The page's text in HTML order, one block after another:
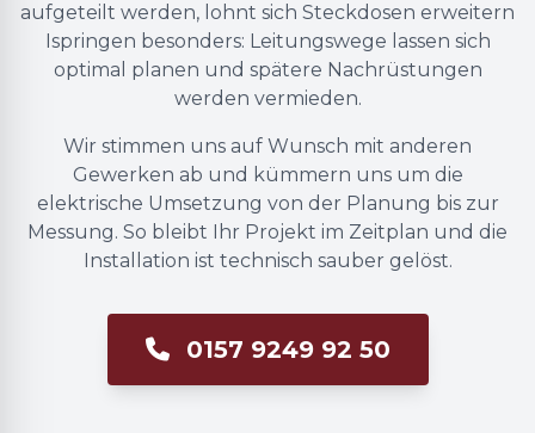
aufgeteilt werden, lohnt sich Steckdosen erweitern
Ispringen besonders: Leitungswege lassen sich
optimal planen und spätere Nachrüstungen
werden vermieden.
Wir stimmen uns auf Wunsch mit anderen
Gewerken ab und kümmern uns um die
elektrische Umsetzung von der Planung bis zur
Messung. So bleibt Ihr Projekt im Zeitplan und die
Installation ist technisch sauber gelöst.
0157 9249 92 50